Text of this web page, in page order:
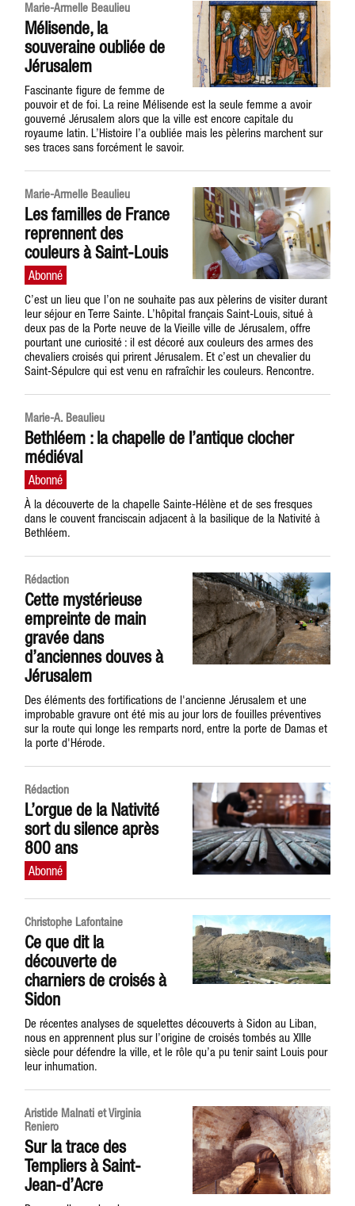
Marie-Armelle Beaulieu
Mélisende, la
souveraine oubliée de
Jérusalem
Fascinante figure de femme de
pouvoir et de foi. La reine Mélisende est la seule femme a avoir
gouverné Jérusalem alors que la ville est encore capitale du
royaume latin. L’Histoire l’a oubliée mais les pèlerins marchent sur
ses traces sans forcément le savoir.
Marie-Armelle Beaulieu
Les familles de France
reprennent des
couleurs à Saint-Louis
C’est un lieu que l’on ne souhaite pas aux pèlerins de visiter durant
leur séjour en Terre Sainte. L’hôpital français Saint-Louis, situé à
deux pas de la Porte neuve de la Vieille ville de Jérusalem, offre
pourtant une curiosité : il est décoré aux couleurs des armes des
chevaliers croisés qui prirent Jérusalem. Et c’est un chevalier du
Saint-Sépulcre qui est venu en rafraîchir les couleurs. Rencontre.
Marie-A. Beaulieu
Bethléem : la chapelle de l’antique clocher
médiéval
À la découverte de la chapelle Sainte-Hélène et de ses fresques
dans le couvent franciscain adjacent à la basilique de la Nativité à
Bethléem.
Rédaction
Cette mystérieuse
empreinte de main
gravée dans
d’anciennes douves à
Jérusalem
Des éléments des fortifications de l'ancienne Jérusalem et une
improbable gravure ont été mis au jour lors de fouilles préventives
sur la route qui longe les remparts nord, entre la porte de Damas et
la porte d'Hérode.
Rédaction
L’orgue de la Nativité
sort du silence après
800 ans
Christophe Lafontaine
Ce que dit la
découverte de
charniers de croisés à
Sidon
De récentes analyses de squelettes découverts à Sidon au Liban,
nous en apprennent plus sur l’origine de croisés tombés au XIIIe
siècle pour défendre la ville, et le rôle qu’a pu tenir saint Louis pour
leur inhumation.
Aristide Malnati et Virginia
Reniero
Sur la trace des
Templiers à Saint-
Jean-d’Acre